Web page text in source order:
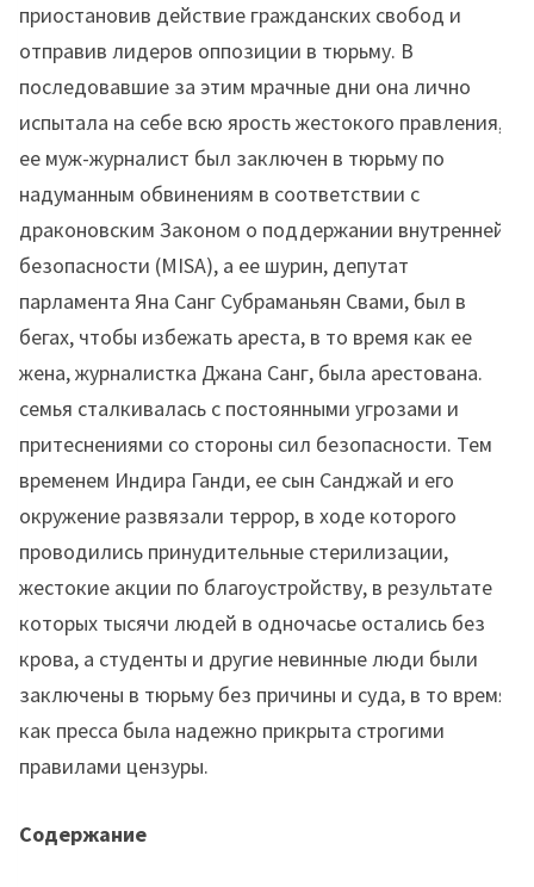
приостановив действие гражданских свобод и
отправив лидеров оппозиции в тюрьму. В
последовавшие за этим мрачные дни она лично
испытала на себе всю ярость жестокого правления,
ее муж-журналист был заключен в тюрьму по
надуманным обвинениям в соответствии с
драконовским Законом о поддержании внутренней
безопасности (MISA), а ее шурин, депутат
парламента Яна Санг Субраманьян Свами, был в
бегах, чтобы избежать ареста, в то время как ее
жена, журналистка Джана Санг, была арестована.
семья сталкивалась с постоянными угрозами и
притеснениями со стороны сил безопасности. Тем
временем Индира Ганди, ее сын Санджай и его
окружение развязали террор, в ходе которого
проводились принудительные стерилизации,
жестокие акции по благоустройству, в результате
которых тысячи людей в одночасье остались без
крова, а студенты и другие невинные люди были
заключены в тюрьму без причины и суда, в то время
как пресса была надежно прикрыта строгими
правилами цензуры.
Содержание